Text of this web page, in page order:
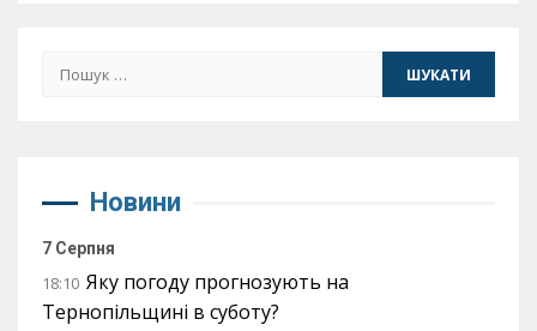
Пошук:
Новини
7 Серпня
18:10 Яку погоду прогнозують на
Тернопільщині в суботу?